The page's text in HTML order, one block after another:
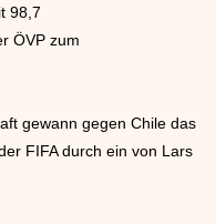
98,7
ÖVP zum
gewann gegen Chile das
FIFA durch ein von Lars